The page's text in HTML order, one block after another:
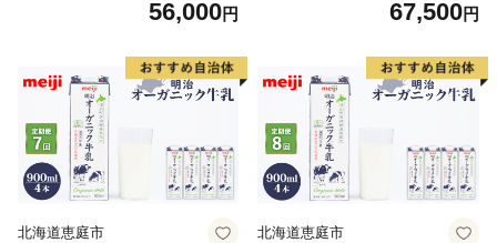
56,000円 67,500円
北海道恵庭市 北海道恵庭市